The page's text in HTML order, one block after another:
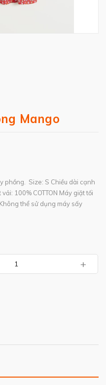
Mango
phồng. Size: S Chiều dài cạnh
100% COTTON Máy giặt tối
thể sử dụng máy sấy
+